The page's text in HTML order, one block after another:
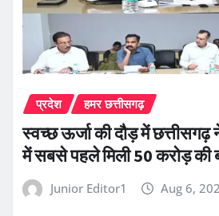
प्रदेश हमर छत्तीसगढ़
स्वच्छ ऊर्जा की दौड़ में छत्तीसगढ़
में सबसे पहले मिली 50 करोड़ की
Junior Editor1 Aug 6,